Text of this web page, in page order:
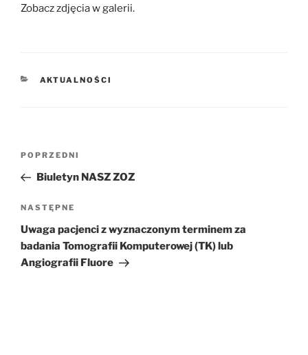
Zobacz zdjęcia w galerii.
KATEGORIE
AKTUALNOŚCI
wpisu
Poprzedni
wpis
POPRZEDNI
Biuletyn NASZ ZOZ
Następny
wpis
NASTĘPNE
Uwaga pacjenci z wyznaczonym terminem za
badania Tomografii Komputerowej (TK) lub
Angiografii Fluore